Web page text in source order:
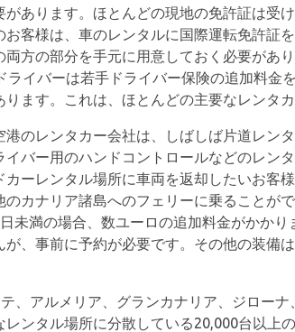
があります。ほとんどの現地の免許証は受
お客様は、車のレンタルに国際運転免許証
方の部分を手元に用意しておく必要があ
ライバーは若手ドライバー保険の追加料
ます。これは、ほとんどの主要なレンタ
港のレンタカー会社は、しばしば片道レン
イバー用のハンドコントロールなどのレン
カーレンタル場所に車両を返却したいお客
カナリア諸島へのフェリーに乗ることが
未満の場合、数ユーロの追加料金がかか
が、事前に予約が必要です。その他の装備
、アルメリア、グランカナリア、ジロー
レンタル場所に分散している20,000台以上